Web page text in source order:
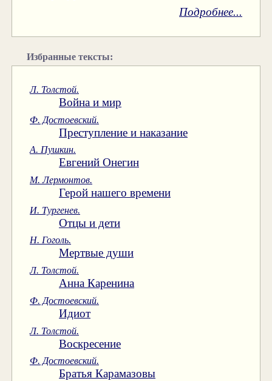
Подробнее...
Избранные тексты:
Л. Толстой.
Война и мир
Ф. Достоевский.
Преступление и наказание
А. Пушкин.
Евгений Онегин
М. Лермонтов.
Герой нашего времени
И. Тургенев.
Отцы и дети
Н. Гоголь.
Мертвые души
Л. Толстой.
Анна Каренина
Ф. Достоевский.
Идиот
Л. Толстой.
Воскресение
Ф. Достоевский.
Братья Карамазовы